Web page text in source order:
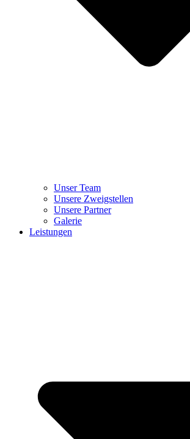
Unser Team
Unsere Zweigstellen
Unsere Partner
Galerie
Leistungen